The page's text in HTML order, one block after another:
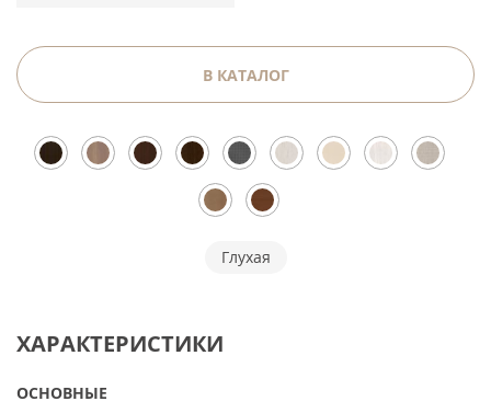
В КАТАЛОГ
Глухая
ХАРАКТЕРИСТИКИ
ОСНОВНЫЕ